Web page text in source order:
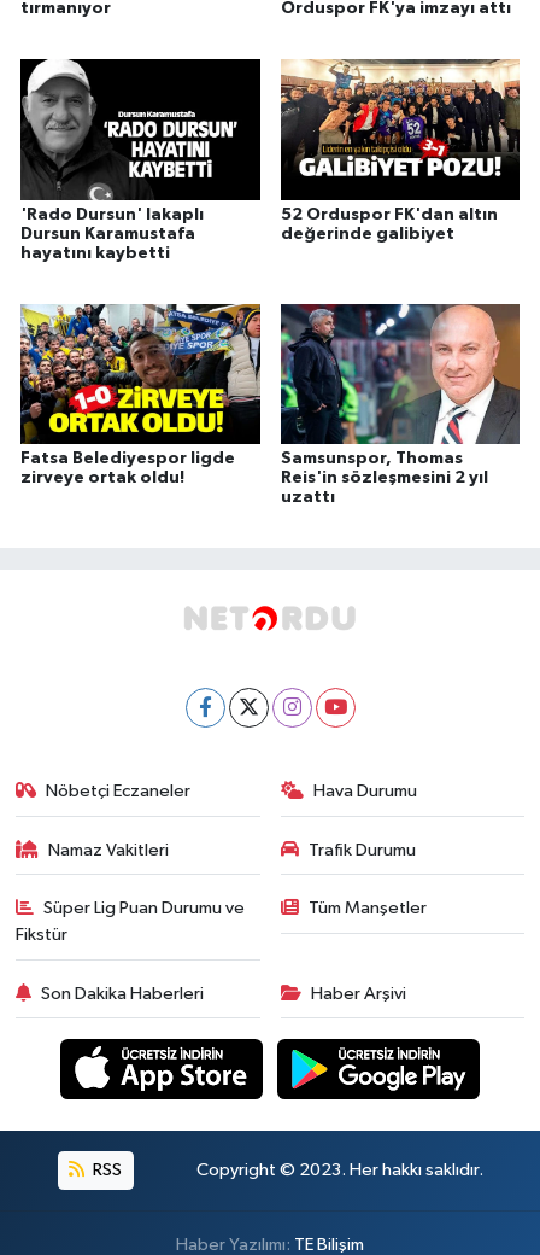
tırmanıyor
Orduspor FK'ya imzayı attı
'Rado Dursun' lakaplı
Dursun Karamustafa
hayatını kaybetti
52 Orduspor FK'dan altın
değerinde galibiyet
Fatsa Belediyespor ligde
zirveye ortak oldu!
Samsunspor, Thomas
Reis'in sözleşmesini 2 yıl
uzattı
Nöbetçi Eczaneler Hava Durumu
Namaz Vakitleri Trafik Durumu
Süper Lig Puan Durumu ve
Fikstür
Tüm Manşetler
Son Dakika Haberleri Haber Arşivi
RSS Copyright © 2023. Her hakkı saklıdır.
Haber Yazılımı: TE Bilişim